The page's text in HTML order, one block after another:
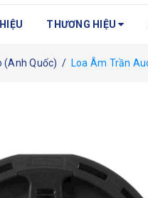
THƯƠNG HIỆU
(Anh Quốc) / Loa Âm Trần